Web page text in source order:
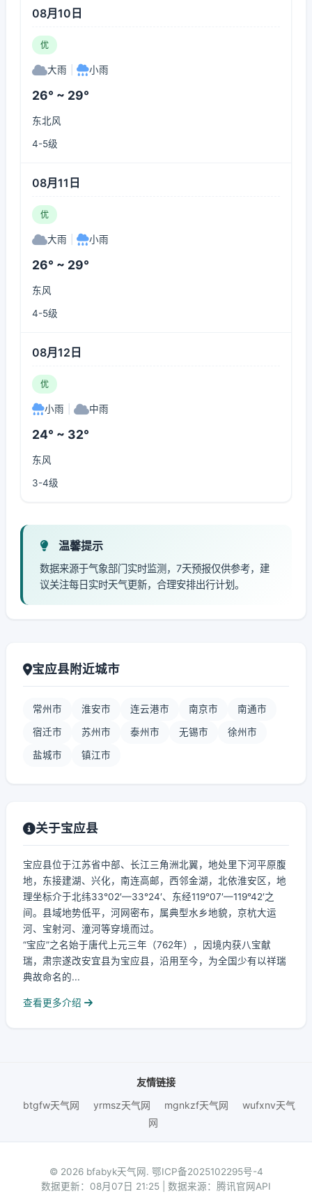
08月10日
优
大雨 小雨
26° ~ 29°
东北风
4-5级
08月11日
优
大雨 小雨
26° ~ 29°
东风
4-5级
08月12日
优
小雨 中雨
24° ~ 32°
东风
3-4级
温馨提示
数据来源于气象部门实时监测，7天预报仅供参考，建
议关注每日实时天气更新，合理安排出行计划。
宝应县附近城市
常州市 淮安市 连云港市 南京市 南通市
宿迁市 苏州市 泰州市 无锡市 徐州市
盐城市 镇江市
关于宝应县
宝应县位于江苏省中部、长江三角洲北翼，地处里下河平原腹
地，东接建湖、兴化，南连高邮，西邻金湖，北依淮安区，地
理坐标介于北纬33°02′—33°24′、东经119°07′—119°42′之
间。县域地势低平，河网密布，属典型水乡地貌，京杭大运
河、宝射河、潼河等穿境而过。
“宝应”之名始于唐代上元三年（762年），因境内获八宝献
瑞，肃宗遂改安宜县为宝应县，沿用至今，为全国少有以祥瑞
典故命名的...
查看更多介绍
友情链接
btgfw天气网
yrmsz天气网 mgnkzf天气网
wufxnv天气
网
© 2026 bfabyk天气网. 鄂ICP备2025102295号-4
数据更新：08月07日 21:25 | 数据来源：腾讯官网API